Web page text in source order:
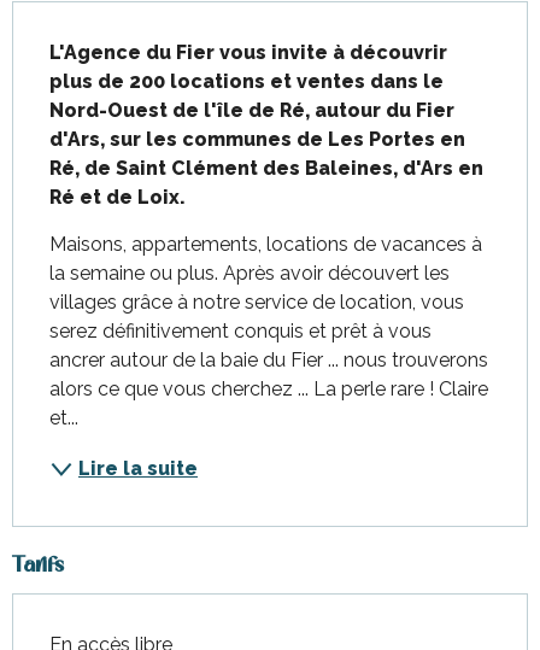
L'Agence du Fier vous invite à découvrir
plus de 200 locations et ventes dans le
Nord-Ouest de l'île de Ré, autour du Fier
d'Ars, sur les communes de Les Portes en
Ré, de Saint Clément des Baleines, d'Ars en
Ré et de Loix.
Maisons, appartements, locations de vacances à
la semaine ou plus. Après avoir découvert les
villages grâce à notre service de location, vous
serez définitivement conquis et prêt à vous
ancrer autour de la baie du Fier ... nous trouverons
alors ce que vous cherchez ... La perle rare ! Claire
et...
Lire la suite
Tarifs
En accès libre